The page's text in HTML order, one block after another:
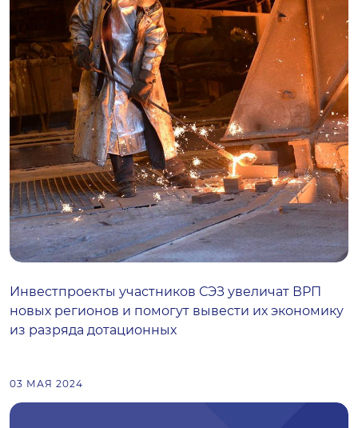
Инвестпроекты участников СЭЗ увеличат ВРП
новых регионов и помогут вывести их экономику
из разряда дотационных
03 МАЯ 2024